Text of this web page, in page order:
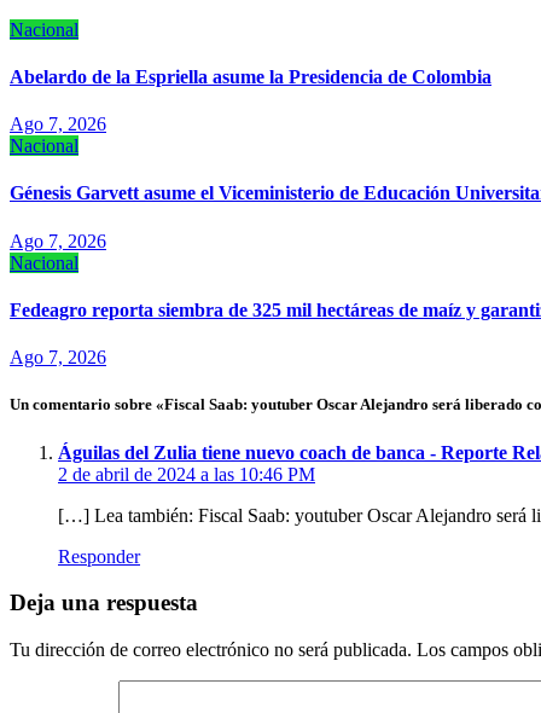
Nacional
Abelardo de la Espriella asume la Presidencia de Colombia
Ago 7, 2026
Nacional
Génesis Garvett asume el Viceministerio de Educación
Ago 7, 2026
Nacional
Fedeagro reporta siembra de 325 mil hectáreas de maíz y
Ago 7, 2026
Un comentario sobre «Fiscal Saab: youtuber Oscar Alejandro será liberado
Águilas del Zulia tiene nuevo coach de banca - Reporte
2 de abril de 2024 a las 10:46 PM
[…] Lea también: Fiscal Saab: youtuber Oscar Alejandro será
Responder
Deja una respuesta
Tu dirección de correo electrónico no será publicada. Los campos